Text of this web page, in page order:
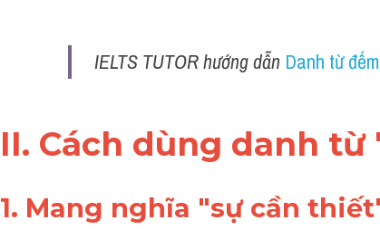
IELTS TUTOR hướng dẫn Danh từ
II. Cách dùng danh từ
1. Mang nghĩa "sự cần